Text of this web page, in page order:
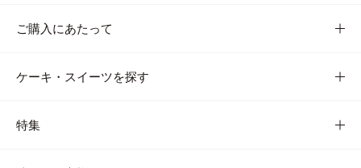
ご購入にあたって
ケーキ・スイーツを探す
特集